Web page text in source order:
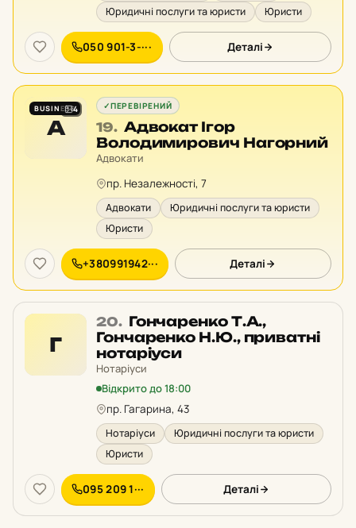
Юридичні послуги та юристи
Юристи
050 901-3-··· Деталі
А
BUSINESS4 ✓ПЕРЕВІРЕНИЙ
19. Місце
19
у
Адвокат Ігор
Володимирович Нагорний
Адвокати
пр. Незалежності, 7
Адвокати
Юридичні послуги та юристи
Юристи
+380991942··· Деталі
Г
20. Місце
20
у
рейтингу:
Гончаренко Т.А.,
Гончаренко Н.Ю., приватні
нотаріуси
Нотаріуси
Відкрито до 18:00
пр. Гагарина, 43
Нотаріуси
Юридичні послуги та юристи
Юристи
095 209 1··· Деталі